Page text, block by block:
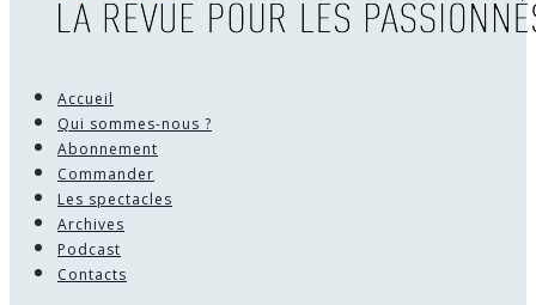
Accueil
Qui sommes-nous ?
Abonnement
Commander
Les spectacles
Archives
Podcast
Contacts